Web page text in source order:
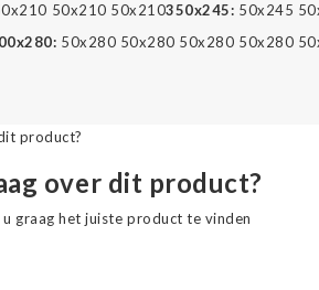
50x210 50x210350x245: 50x245
50x280 50x280 50x280 50x280
over dit product?
graag het juiste product te vinden